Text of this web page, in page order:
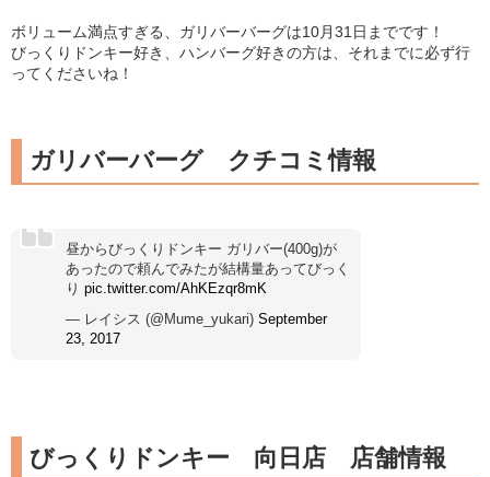
ボリューム満点すぎる、ガリバーバーグは10月31日までです！
びっくりドンキー好き、ハンバーグ好きの方は、それまでに必ず行
ってくださいね！
ガリバーバーグ クチコミ情報
昼からびっくりドンキー ガリバー(400g)が
あったので頼んでみたが結構量あってびっく
り pic.twitter.com/AhKEzqr8mK
— レイシス (@Mume_yukari) September
23, 2017
びっくりドンキー 向日店 店舗情報